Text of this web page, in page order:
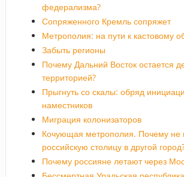
федерализма?
Сопряженного Кремль сопряжет
Метрополия: на пути к кастовому
Забыть регионы
Почему Дальний Восток остается
территорией?
Прыгнуть со скалы: обряд
наместников
Миграция колонизаторов
Кочующая метрополия. Почему не
российскую столицу в другой
Почему россияне летают через